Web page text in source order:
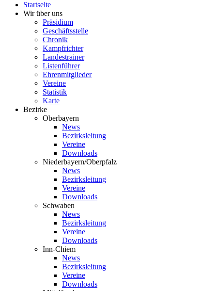
Startseite
Wir über uns
Präsidium
Geschäftsstelle
Chronik
Kampfrichter
Landestrainer
Listenführer
Ehrenmitglieder
Vereine
Statistik
Karte
Bezirke
Oberbayern
News
Bezirksleitung
Vereine
Downloads
Niederbayern/Oberpfalz
News
Bezirksleitung
Vereine
Downloads
Schwaben
News
Bezirksleitung
Vereine
Downloads
Inn-Chiem
News
Bezirksleitung
Vereine
Downloads